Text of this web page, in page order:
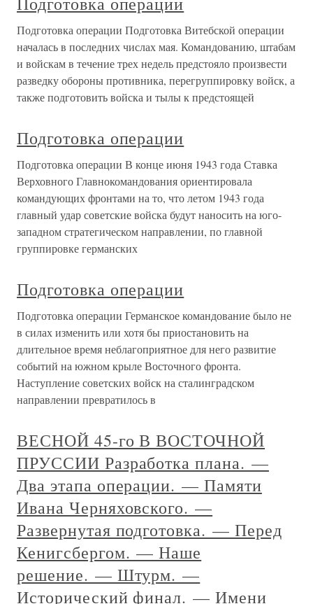
Подготовка операции Подготовка Витебской операции
началась в последних числах мая. Командованию, штабам
и войскам в течение трех недель предстояло произвести
разведку обороны противника, перегруппировку войск, а
также подготовить войска и тылы к предстоящей
Подготовка операции
Подготовка операции В конце июня 1943 года Ставка
Верховного Главнокомандования ориентировала
командующих фронтами на то, что летом 1943 года
главный удар советские войска будут наносить на юго-
западном стратегическом направлении, по главной
группировке германских
Подготовка операции
Подготовка операции Германское командование было не
в силах изменить или хотя бы приостановить на
длительное время неблагоприятное для него развитие
событий на южном крыле Восточного фронта.
Наступление советских войск на сталинградском
направлении превратилось в
ВЕСНОЙ 45-го В ВОСТОЧНОЙ
ПРУССИИ Разработка плана. —
Два этапа операции. — Памяти
Ивана Черняховского. —
Развернутая подготовка. — Перед
Кенигсбергом. — Наше
решение. — Штурм. —
Исторический финал. — Имени